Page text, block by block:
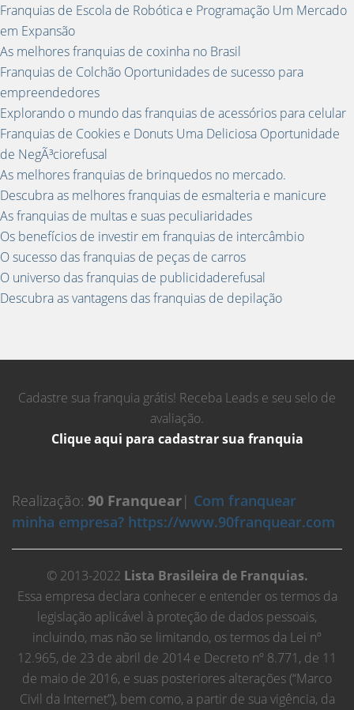
Franquias de Escola de Robótica e Programação Um Mercado
em Expansão
As melhores franquias de coxinha no Brasil
Franquias de Colchão Oportunidades de sucesso para
empreendedores
Explorando o mundo das franquias de acessórios para celular
Franquias de Cookies e Donuts Uma Deliciosa Oportunidade
de NegÃ³ciorefusal
As melhores franquias de brinquedos no mercado.
Descubra as melhores franquias de esmalteria e manicure
As franquias de multas e suas peculiaridades
Os benefícios de investir em franquias de intercâmbio
O sucesso das franquias de peças de carros
O universo das franquias de publicidaderefusal
Descubra as vantagens das franquias de depilação
Cadastre sua franquia grátis! Receba Leads e seu selo de
avaliação.
Clique aqui para cadastrar sua franquia
Realização: 90 Franquear| Com franquear
minha empresa? https://www.90franquear.com
© 2013-2022 Lista Brasileira de Franquias.
Essa empresa declara conhecer e entender os termos da
legislação aplicável à proteção de dados pessoais,
incluindo, mas não se limitando, os termos da Lei nº
12.965, de 23 de abril de 2014 e Decreto nº 8.771, de 11
de maio de 2016, e suas posteriores alterações (“Marco
Civil da Internet”), bem como, a partir de sua vigência, da